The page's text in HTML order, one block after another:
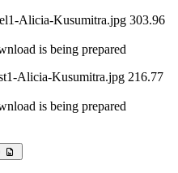
Alicia-Kusumitra.jpg 303.96
is being prepared
Alicia-Kusumitra.jpg 216.77
is being prepared